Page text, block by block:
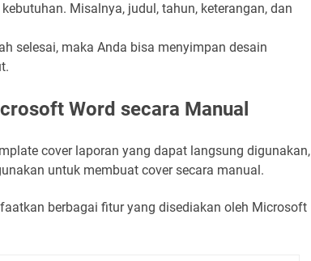
Misalnya, judul, tahun, keterangan, dan
selesai, maka Anda bisa menyimpan desain
Word secara Manual
cover laporan yang dapat langsung digunakan,
untuk membuat cover secara manual.
berbagai fitur yang disediakan oleh Microsoft